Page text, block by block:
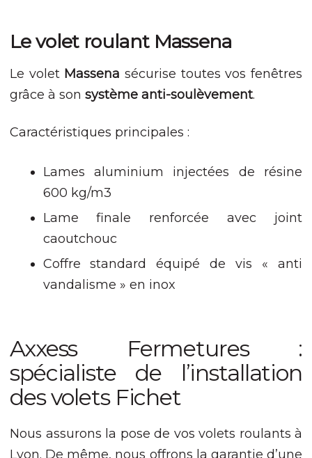
Le volet roulant Massena
Le volet Massena sécurise toutes vos fenêtres
grâce à son système anti-soulèvement.
Caractéristiques principales :
Lames aluminium injectées de résine
600 kg/m3
Lame finale renforcée avec joint
caoutchouc
Coffre standard équipé de vis « anti
vandalisme » en inox
Axxess Fermetures :
spécialiste de l’installation
des volets Fichet
Nous assurons la pose de vos volets roulants à
Lyon. De même, nous offrons la garantie d’une